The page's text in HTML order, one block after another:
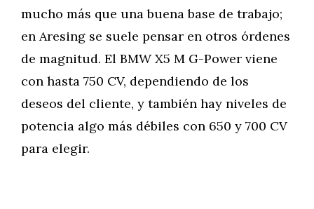
mucho más que una buena base de trabajo;
en Aresing se suele pensar en otros órdenes
de magnitud. El BMW X5 M G-Power viene
con hasta 750 CV, dependiendo de los
deseos del cliente, y también hay niveles de
potencia algo más débiles con 650 y 700 CV
para elegir.